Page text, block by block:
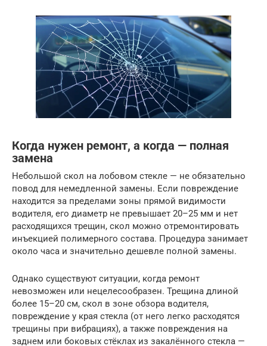
Когда нужен ремонт, а когда — полная
замена
Небольшой скол на лобовом стекле — не обязательно
повод для немедленной замены. Если повреждение
находится за пределами зоны прямой видимости
водителя, его диаметр не превышает 20–25 мм и нет
расходящихся трещин, скол можно отремонтировать
инъекцией полимерного состава. Процедура занимает
около часа и значительно дешевле полной замены.
Однако существуют ситуации, когда ремонт
невозможен или нецелесообразен. Трещина длиной
более 15–20 см, скол в зоне обзора водителя,
повреждение у края стекла (от него легко расходятся
трещины при вибрациях), а также повреждения на
заднем или боковых стёклах из закалённого стекла —